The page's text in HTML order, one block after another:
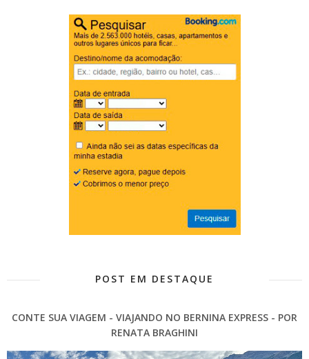
POST EM DESTAQUE
CONTE SUA VIAGEM - VIAJANDO NO BERNINA EXPRESS - POR
RENATA BRAGHINI